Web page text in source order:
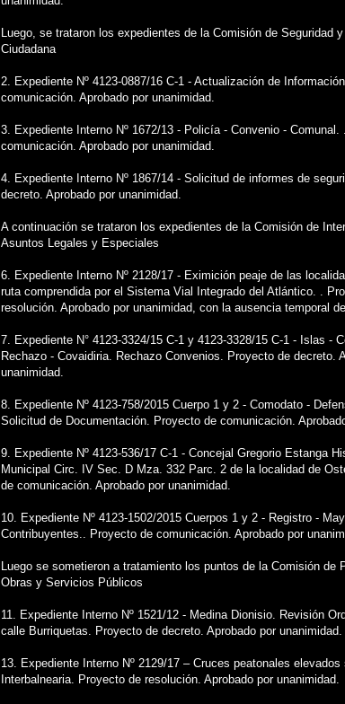
Luego, se trataron los expedientes de la Comisión de Seguridad
Ciudadana
2. Expediente Nº 4123-0887/16 C-1 - Actualización de
comunicación. Aprobado por unanimidad.
3. Expediente Interno Nº 1672/13 - Policía - Convenio - Comunal.
comunicación. Aprobado por unanimidad.
4. Expediente Interno Nº 1867/14 - Solicitud de informes de
decreto. Aprobado por unanimidad.
A continuación se trataron los expedientes de la Comisión de
Asuntos Legales y Especiales
6. Expediente Interno Nº 2128/17 - Eximición peaje de las
ruta comprendida por el Sistema Vial Integrado del Atlántico. .
resolución. Aprobado por unanimidad, con la ausencia temporal
7. Expediente N° 4123-3324/15 C-1 y 4123-3328/15 C-1 - Islas -
Rechazo - Covaidiria. Rechazo Convenios. Proyecto de decreto.
unanimidad.
8. Expediente Nº 4123-758/2015 Cuerpo 1 y 2 - Comodato -
Solicitud de Documentación. Proyecto de comunicación.
9. Expediente Nº 4123-536/17 C-1 - Concejal Gregorio Estanga
Municipal Circ. IV Sec. D Mza. 332 Parc. 2 de la localidad de
de comunicación. Aprobado por unanimidad.
10. Expediente Nº 4123-1502/2015 Cuerpos 1 y 2 - Registro -
Contribuyentes.. Proyecto de comunicación. Aprobado por
Luego se sometieron a tratamiento los puntos de la Comisión de
Obras y Servicios Públicos
11. Expediente Interno Nº 1521/12 - Medina Dionisio. Revisión
calle Burriquetas. Proyecto de decreto. Aprobado por unanimidad.
13. Expediente Interno Nº 2129/17 – Cruces peatonales elevados
Interbalnearia. Proyecto de resolución. Aprobado por unanimidad.